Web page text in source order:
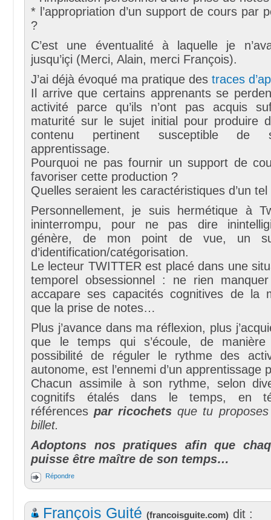
* l’appropriation d’un support de cours par
?
C’est une éventualité à laquelle je
jusqu’içi (Merci, Alain, merci François).
J’ai déjà évoqué ma pratique des traces
Il arrive que certains apprenants se
activité parce qu’ils n’ont pas acquis
maturité sur le sujet initial pour produire
contenu pertinent susceptible de
apprentissage.
Pourquoi ne pas fournir un support de
favoriser cette production ?
Quelles seraient les caractéristiques d’un
Personnellement, je suis hermétique à
ininterrompu, pour ne pas dire
génère, de mon point de vue, un
d’identification/catégorisation.
Le lecteur TWITTER est placé dans une
temporel obsessionnel : ne rien
accapare ses capacités cognitives de la
que la prise de notes…
Plus j’avance dans ma réflexion, plus
que le temps qui s’écoule, de manière
possibilité de réguler le rythme des
autonome, est l’ennemi d’un apprentissage
Chacun assimile à son rythme, selon
cognitifs étalés dans le temps, en
référencespar ricochets que tu
billet.
Adoptons nos pratiques afin que
puisse être maître de son temps…
Répondre
François Guité (francoisguite.com) dit :